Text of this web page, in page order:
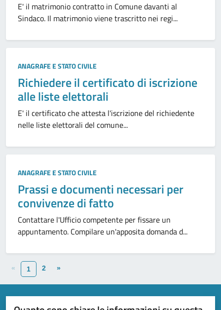
E' il matrimonio contratto in Comune davanti al
Sindaco. Il matrimonio viene trascritto nei regi...
ANAGRAFE E STATO CIVILE
Richiedere il certificato di iscrizione
alle liste elettorali
E' il certificato che attesta l'iscrizione del richiedente
nelle liste elettorali del comune...
ANAGRAFE E STATO CIVILE
Prassi e documenti necessari per
convivenze di fatto
Contattare l'Ufficio competente per fissare un
appuntamento. Compilare un'apposita domanda d...
« 1 2 »